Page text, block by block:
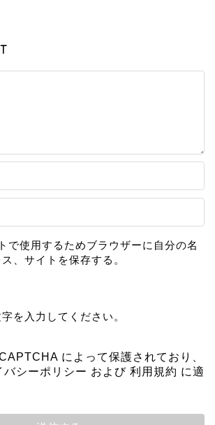
で使用するためブラウザーに自分の名
、サイトを保存する。
を入力してください。
によって保護されており、
バシーポリシー および 利用規約 に適